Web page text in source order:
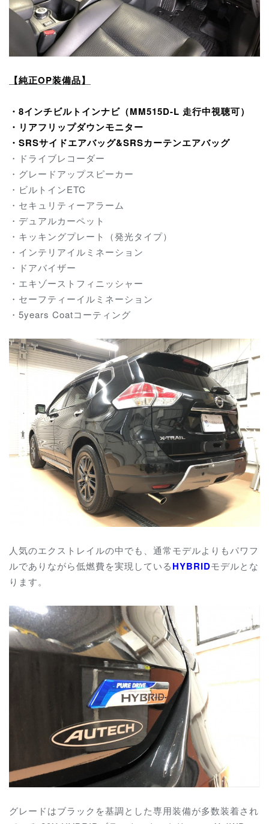
【純正OP装備品】
・8インチビルトインナビ（MM515D-L 走行中視聴可）
・リアフリップダウンモニター
・SRSサイドエアバッグ&SRSカーテンエアバッグ
・ドライブレコーダー
・グレードアップスピーカー
・ビルトインETC
・セキュリティーアラーム
・デュアルカーペット
・キッキングプレート（発光タイプ）
・インテリアイルミネーション
・ドアバイザー
・エキゾーストフィニッシャー
・セーフティーイルミネーション
・5years Coatコーティング
人気のエクストレイルの中でも、通常モデルよりもパワフ
ルでありながら低燃費を実現しているHYBRIDモデルとな
ります。
グレードはブラックを基調とした専用装備が多数装着され